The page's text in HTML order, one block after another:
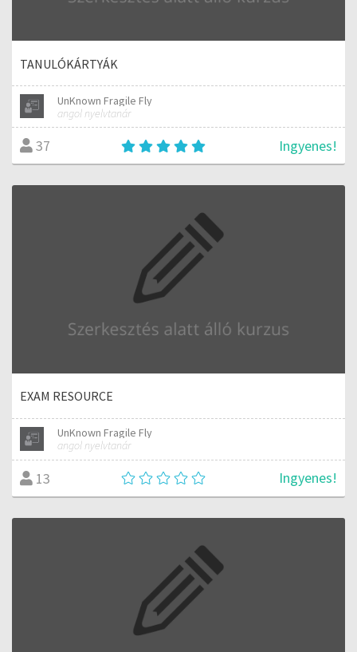
TANULÓKÁRTYÁK
UnKnown Fragile Fly
angol nyelvtanár
37 Ingyenes!
EXAM RESOURCE
UnKnown Fragile Fly
angol nyelvtanár
13 Ingyenes!